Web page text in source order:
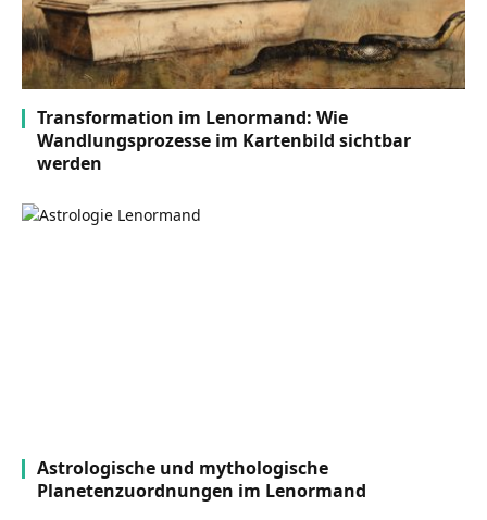
Transformation im Lenormand: Wie
Wandlungsprozesse im Kartenbild sichtbar
werden
Astrologische und mythologische
Planetenzuordnungen im Lenormand